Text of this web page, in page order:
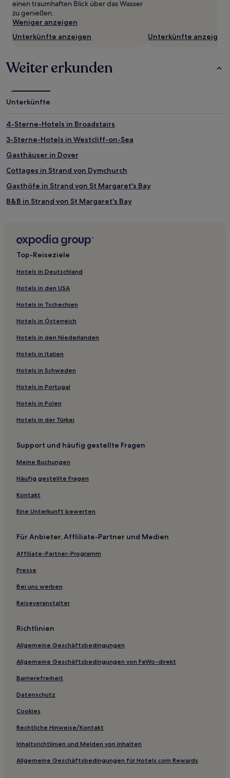
gelten.
einen traumhaften Blick über das Wasser
zu genießen.
Weniger anzeigen
Unterkünfte anzeigen
Unterkünfte anzeigen
Weiter erkunden
Unterkünfte
4-Sterne-Hotels in Broadstairs
3-Sterne-Hotels in Westcliff-on-Sea
Gasthäuser in Dover
Cottages in Strand von Dymchurch
Gasthöfe in Strand von St Margaret's Bay
B&B in Strand von St Margaret's Bay
Ferienwohnungen in Shoebury East Beach
Ferienwohnungen in Folkestone
B&B in Canterbury
Gasthöfe in Canterbury
Ferienwohnungen in Canterbury
Strand nahe Shoebury East Beach
Hotels mit inbegriffenem Frühstück nahe Herne Bay Central
Hotels mit Parkplatz in Tenterden
Haustierfreundliche in Ramsgate
Familien in Canterbury
Luxus in Kent
Hotels mit Parkplatz in Kent
Haustierfreundliche in Kent
Dymchurch
Business nahe Strand von Dymchurch
Hotels mit Parkplatz in St Margaret's at Cliffe
Hotels mit inbegriffenem Frühstück nahe Strand von Clacton-
Top-Reiseziele
Hotels in Deutschland
Hotels in den USA
Hotels in Tschechien
Hotels in Österreich
Hotels in den Niederlanden
Hotels in Italien
Hotels in Schweden
Hotels in Portugal
Hotels in Polen
Hotels in der Türkei
Support und häufig gestellte Fragen
Meine Buchungen
Häufig gestellte Fragen
Kontakt
Eine Unterkunft bewerten
Für Anbieter, Affliliate-Partner und Medien
Affiliate-Partner-Programm
Presse
Bei uns werben
Reiseveranstalter
Richtlinien
Allgemeine Geschäftsbedingungen
Allgemeine Geschäftsbedingungen von FeWo-direkt
Barrierefreiheit
Datenschutz
Cookies
Rechtliche Hinweise/Kontakt
Inhaltsrichtlinien und Melden von Inhalten
Allgemeine Geschäftsbedingungen für Hotels.com Rewards